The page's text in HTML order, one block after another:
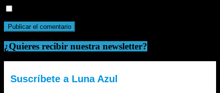
¿Quieres recibir nuestra newsletter?
Suscríbete a Luna Azul